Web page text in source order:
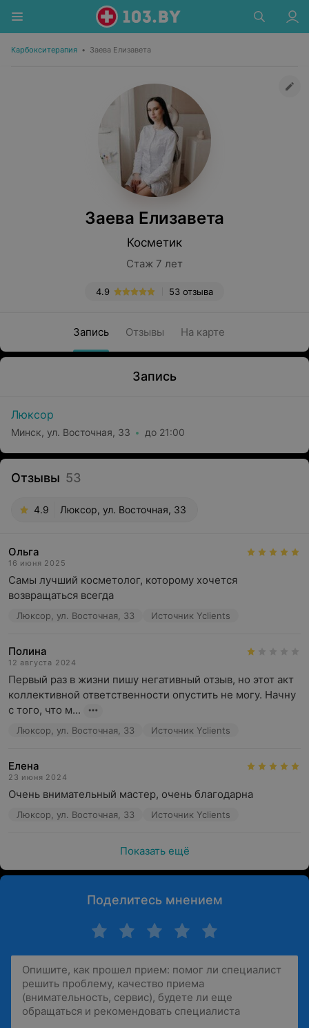
Карбокситерапия • Заева Елизавета
Заева Елизавета
Косметик
Стаж 7 лет
53 отзыва
4.9
Запись Отзывы На карте
Запись
Люксор
Минск, ул. Восточная, 33 до 21:00
Отзывы 53
4.9 Люксор, ул. Восточная, 33
Ольга
16 июня 2025
Самы лучший косметолог, которому хочется
возвращаться всегда
Люксор, ул. Восточная, 33 Источник Yclients
Полина
12 августа 2024
Первый раз в жизни пишу негативный отзыв, но этот акт
коллективной ответственности опустить не могу. Начну
с того, что м...
Люксор, ул. Восточная, 33 Источник Yclients
Елена
23 июня 2024
Очень внимательный мастер, очень благодарна
Люксор, ул. Восточная, 33 Источник Yclients
Показать ещё
Поделитесь мнением